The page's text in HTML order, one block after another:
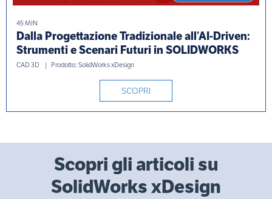
45 MIN
Dalla Progettazione Tradizionale all’AI-Driven:
Strumenti e Scenari Futuri in SOLIDWORKS
CAD 3D Prodotto: SolidWorks xDesign
SCOPRI
Scopri gli articoli su
SolidWorks xDesign